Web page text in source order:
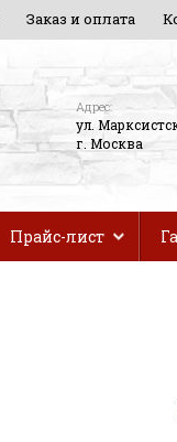
Заказ и оплата
Адрес:
ул.
г. Москва
Прайс-лист